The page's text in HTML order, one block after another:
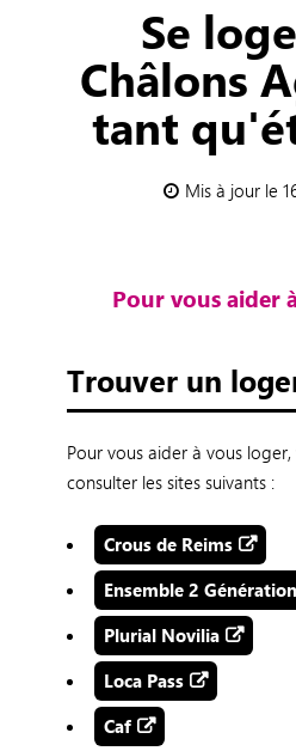
Se
Châlons
tant
Mis à jour le
Pour vous aider
Trouver un
Pour vous aider à vous
consulter les sites suivants :
Crous de Reims
Ensemble 2
Plurial Novilia
Loca Pass
Caf